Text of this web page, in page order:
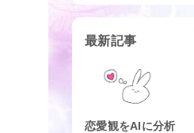
最新記事
恋愛観をAIに分析